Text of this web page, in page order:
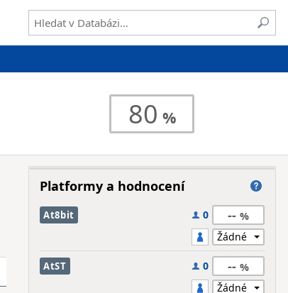
80
Platformy a hodnocení
At8bit 0 --
AtST 0 --